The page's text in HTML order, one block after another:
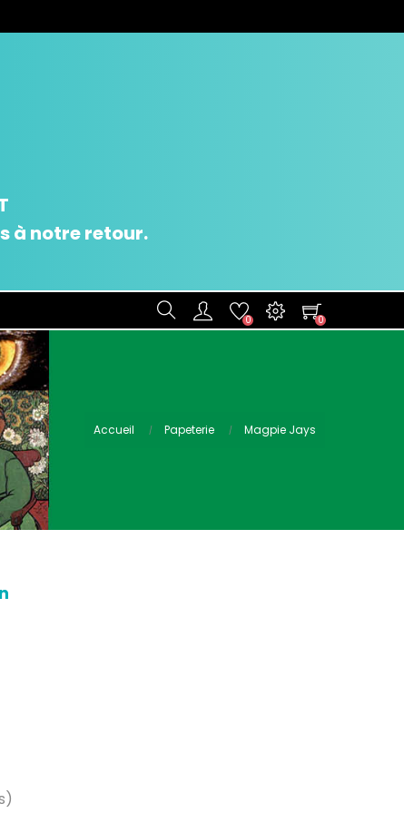
à notre retour.
0 0
Accueil Papeterie Magpie Jays